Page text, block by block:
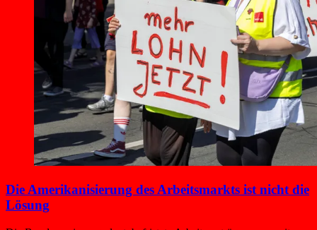
Die Amerikanisierung des Arbeitsmarkts ist nicht die
Lösung